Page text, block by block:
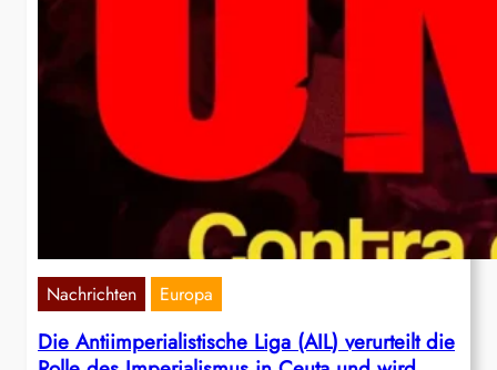
Nachrichten Europa
Die Antiimperialistische Liga (AIL) verurteilt die